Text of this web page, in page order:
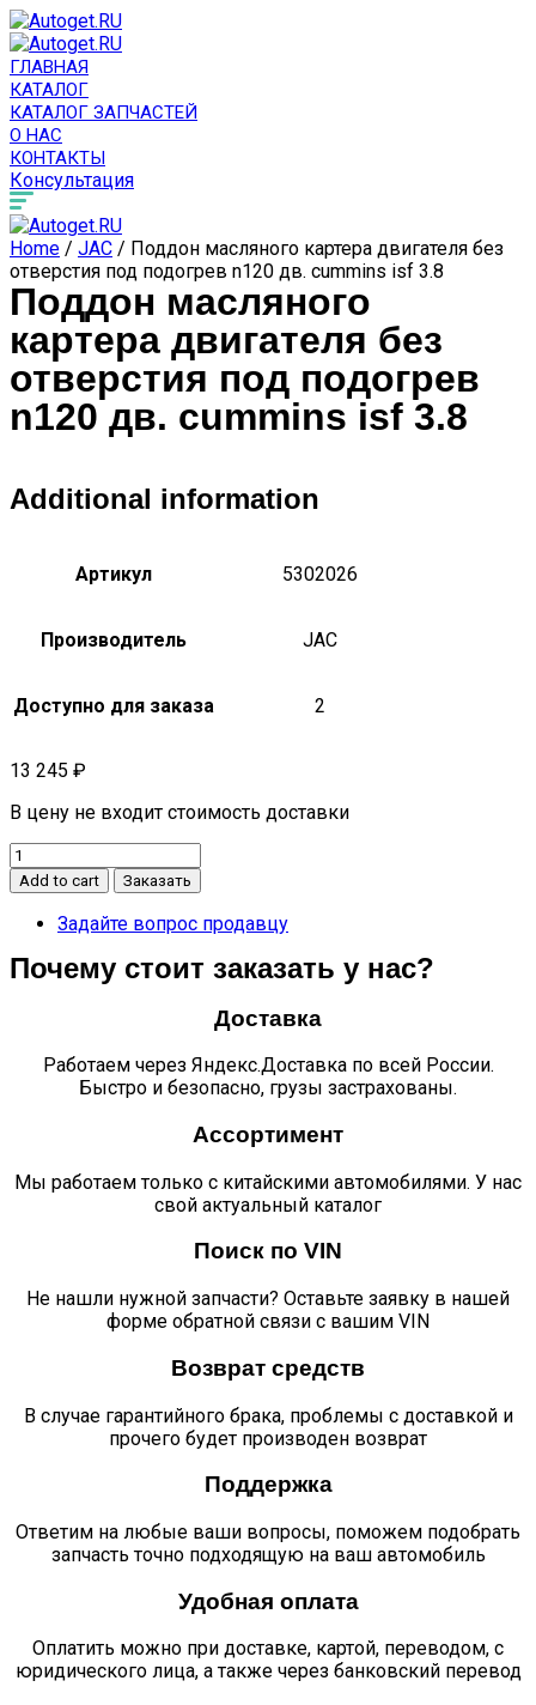
ГЛАВНАЯ
КАТАЛОГ
КАТАЛОГ ЗАПЧАСТЕЙ
О НАС
КОНТАКТЫ
Консультация
Home / JAC / Поддон масляного картера двигателя без
отверстия под подогрев n120 дв. cummins isf 3.8
Поддон масляного
картера двигателя без
отверстия под подогрев
n120 дв. cummins isf 3.8
Additional information
Артикул 5302026
Производитель JAC
Доступно для заказа 2
13 245 ₽
В цену не входит стоимость доставки
Поддон
масляного
картера
двигателя
отверстия
cummins
Add to cart Заказать
Задайте вопрос продавцу
Почему стоит заказать у нас?
Доставка
Работаем через Яндекс.Доставка по всей России.
Быстро и безопасно, грузы застрахованы.
Ассортимент
Мы работаем только с китайскими автомобилями. У нас
свой актуальный каталог
Поиск по VIN
Не нашли нужной запчасти? Оставьте заявку в нашей
форме обратной связи с вашим VIN
Возврат средств
В случае гарантийного брака, проблемы с доставкой и
прочего будет производен возврат
Поддержка
Ответим на любые ваши вопросы, поможем подобрать
запчасть точно подходящую на ваш автомобиль
Удобная оплата
Оплатить можно при доставке, картой, переводом, с
юридического лица, а также через банковский перевод